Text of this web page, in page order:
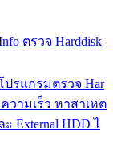
ตรวจ Harddisk
ปรแกรมตรวจ Har
วามเร็ว หาสาเหต
External HDD ไ